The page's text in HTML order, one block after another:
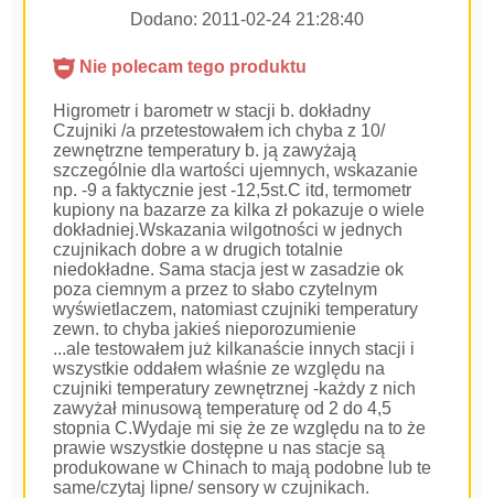
Dodano: 2011-02-24 21:28:40
Nie polecam tego produktu
Higrometr i barometr w stacji b. dokładny
Czujniki /a przetestowałem ich chyba z 10/
zewnętrzne temperatury b. ją zawyżają
szczególnie dla wartości ujemnych, wskazanie
np. -9 a faktycznie jest -12,5st.C itd, termometr
kupiony na bazarze za kilka zł pokazuje o wiele
dokładniej.Wskazania wilgotności w jednych
czujnikach dobre a w drugich totalnie
niedokładne. Sama stacja jest w zasadzie ok
poza ciemnym a przez to słabo czytelnym
wyświetlaczem, natomiast czujniki temperatury
zewn. to chyba jakieś nieporozumienie
...ale testowałem już kilkanaście innych stacji i
wszystkie oddałem właśnie ze względu na
czujniki temperatury zewnętrznej -każdy z nich
zawyżał minusową temperaturę od 2 do 4,5
stopnia C.Wydaje mi się że ze względu na to że
prawie wszystkie dostępne u nas stacje są
produkowane w Chinach to mają podobne lub te
same/czytaj lipne/ sensory w czujnikach.